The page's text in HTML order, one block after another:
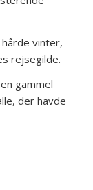
vinter,
rejsegilde.
gammel
der havde